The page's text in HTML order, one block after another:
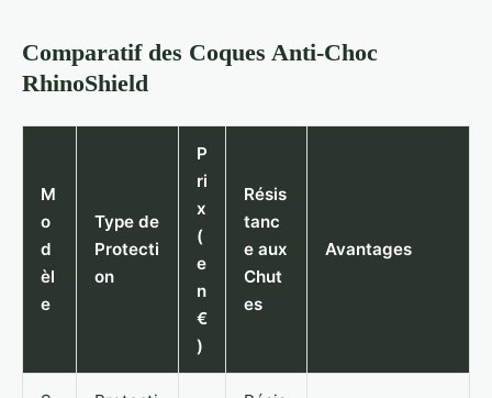
Comparatif des Coques Anti-Choc
RhinoShield
M
o
d
èl
e
Type de
Protecti
on
P
ri
x
(
e
n
€
)
Résis
tanc
e aux
Chut
es
Avantages